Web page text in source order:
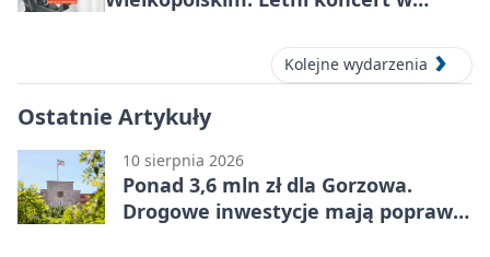
Kolejne wydarzenia
Ostatnie Artykuły
10 sierpnia 2026
Ponad 3,6 mln zł dla Gorzowa.
Drogowe inwestycje mają poprawić